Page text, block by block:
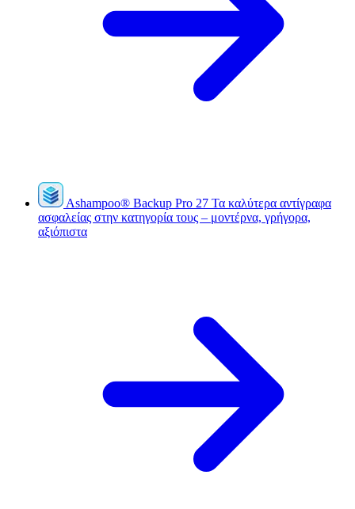
Ashampoo® Backup Pro 27 Τα καλύτερα αντίγραφα
ασφαλείας στην κατηγορία τους – μοντέρνα, γρήγορα,
αξιόπιστα